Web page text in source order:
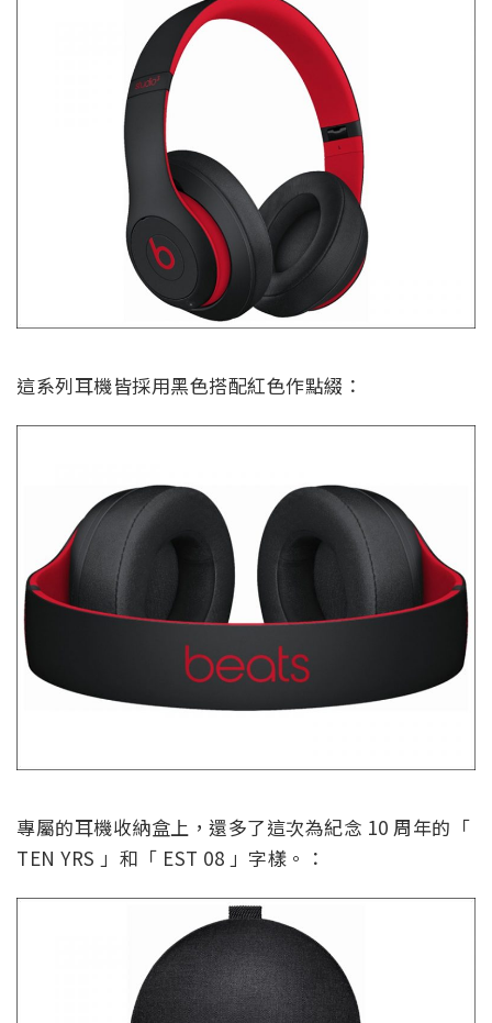
這系列耳機皆採用黑色搭配紅色作點綴：
專屬的耳機收納盒上，還多了這次為紀念 10 周年的「
TEN YRS 」和「 EST 08 」字樣。：